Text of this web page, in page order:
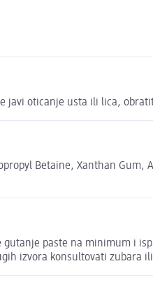
javi oticanje usta ili lica,
Betaine, Xanthan
paste na minimum i
izvora konsultovati zubara